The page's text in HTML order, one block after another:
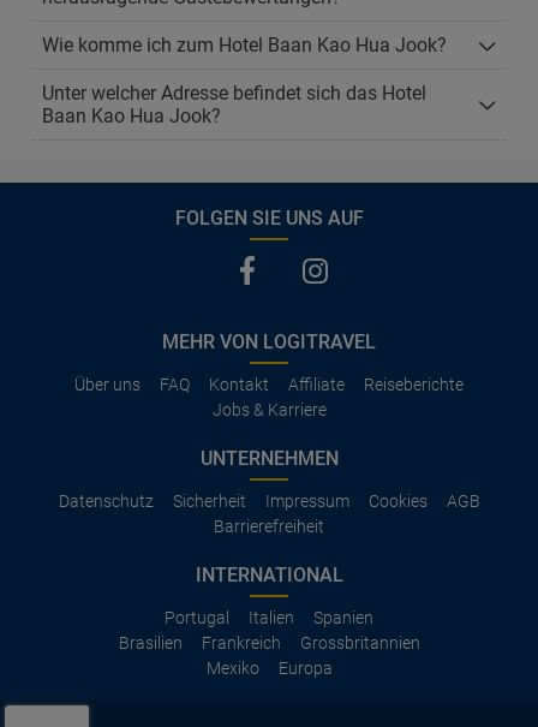
Wie komme ich zum Hotel Baan Kao Hua Jook?
Unter welcher Adresse befindet sich das Hotel
Baan Kao Hua Jook?
FOLGEN SIE UNS AUF
MEHR VON LOGITRAVEL
Über uns FAQ Kontakt Affiliate
Reiseberichte
Jobs & Karriere
UNTERNEHMEN
Datenschutz Sicherheit Impressum Cookies
AGB
Barrierefreiheit
INTERNATIONAL
Portugal Italien
Spanien
Brasilien
Frankreich
Grossbritannien
Mexiko
Europa